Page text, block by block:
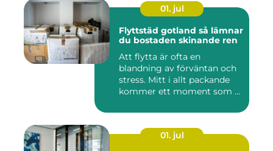
01. jul
Flyttstäd gotland så lämnar
du bostaden skinande ren
Att flytta är ofta en
blandning av förväntan och
stress. Mitt i allt packande
kommer ett moment som ...
01. jul